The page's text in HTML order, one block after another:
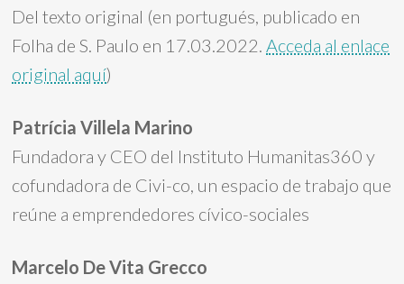
Del texto original (en portugués, publicado en
Folha de S. Paulo en 17.03.2022.Acceda al enlace
original aquí)
Patrícia Villela Marino
Fundadora y CEO del Instituto Humanitas360 y
cofundadora de Civi-co, un espacio de trabajo que
reúne a emprendedores cívico-sociales
Marcelo De Vita Grecco